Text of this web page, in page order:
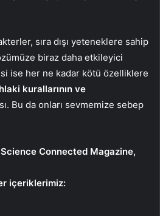
sıra dışı yeteneklere sahip
biraz daha etkileyici
ise her ne kadar kötü özelliklere
kurallarının ve
Bu da onları sevmemize sebep
Connected Magazine,
içeriklerimiz: